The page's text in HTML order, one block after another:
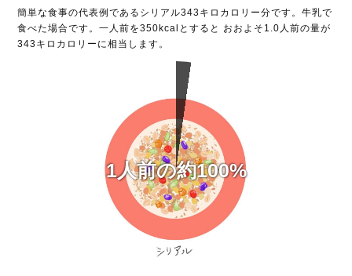
簡単な食事の代表例であるシリアル343キロカロリー分です。牛乳で
食べた場合です。一人前を350kcalとすると おおよそ1.0人前の量が
343キロカロリーに相当します。
1人前の約100%